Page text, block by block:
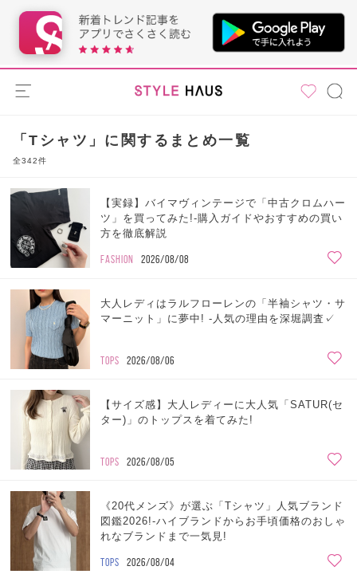
「Tシャツ」に関するまとめ一覧
全342件
【実録】バイマヴィンテージで「中古クロムハー
ツ」を買ってみた!-購入ガイドやおすすめの買い
方を徹底解説
FASHION 2026/08/08
大人レディはラルフローレンの「半袖シャツ・サ
マーニット」に夢中! -人気の理由を深堀調査✓
TOPS 2026/08/06
【サイズ感】大人レディーに大人気「SATUR(セ
ター)」のトップスを着てみた!
TOPS 2026/08/05
《20代メンズ》が選ぶ「Tシャツ」人気ブランド
図鑑2026!-ハイブランドからお手頃価格のおしゃ
れなブランドまで一気見!
TOPS 2026/08/04